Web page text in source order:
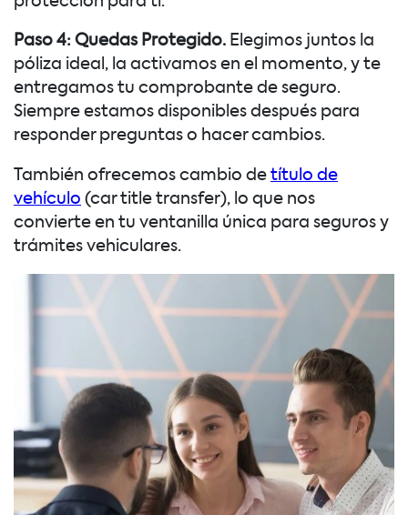
Paso 4: Quedas Protegido. Elegimos juntos la
póliza ideal, la activamos en el momento, y te
entregamos tu comprobante de seguro.
Siempre estamos disponibles después para
responder preguntas o hacer cambios.
También ofrecemos cambio de título de
vehículo (car title transfer), lo que nos
convierte en tu ventanilla única para seguros y
trámites vehiculares.